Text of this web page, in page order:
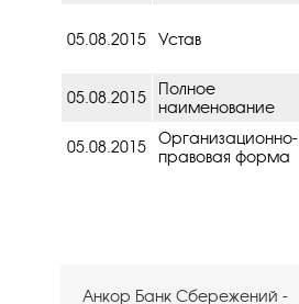
05.08.2015 Устав
05.08.2015
Полное
наименование
05.08.2015
Организационно-
правовая форма
Анкор Банк Сбережений -